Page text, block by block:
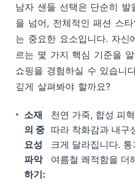
남자 샌들 선택은 단순히 발
을 넘어, 전체적인 패션 스
는 중요한 요소입니다. 자신
르는 몇 가지 핵심 기준을
쇼핑을 경험하실 수 있습니
깊게 살펴봐야 할까요?
소재
의 중
요성
파악
하기:
천연 가죽, 합성 피
따라 착화감과 내구
크게 달라집니다.
여름철 쾌적함을 더